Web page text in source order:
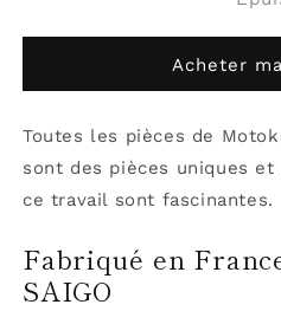
bleu
Acheter
Toutes les pièces de
sont des pièces uniques
ce travail sont fascinantes.
Fabriqué en
SAIGO